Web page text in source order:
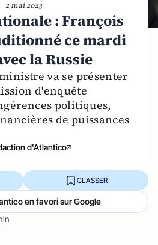
2 mai 2023
: François
ce mardi
la Russie
va se présenter
d'enquête
politiques,
de puissances
d'Atlantico
CLASSER
en favori sur Google